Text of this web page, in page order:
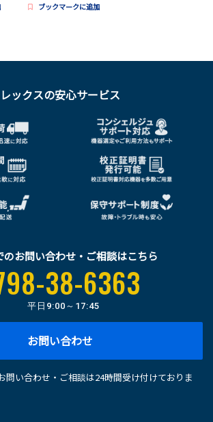
ブックマークに追加
レックスの安心サービス
のお問い合わせ・ご相談はこちら
38-6363
平日 9:00～17:45
お問い合わせ
問い合わせ・ご相談は24時間受け付けておりま